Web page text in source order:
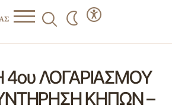
ΛΟΓΑΡΙΑΣΜΟΥ
ΚΗΠΩΝ –